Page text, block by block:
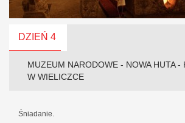
DZIEŃ 4
MUZEUM NARODOWE - NOWA HUTA -
W WIELICZCE
Śniadanie.